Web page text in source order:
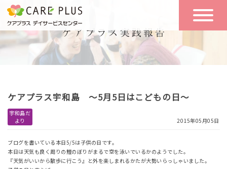
こんな方に
おすすめ
一日の流れ
一日体験
空き状況
ケアプラス宇和島 ～5月5日はこどもの日～
宇和島だ
より
2015年05月05日
ブログを書いている本日5/5は子供の日です。
本日は天気も良く周りの鯉のぼりがまるで空を泳いでいるかのようでした。
『天気がいいから散歩に行こう』と外を楽しまれるかたが大勢いらっしゃいました。